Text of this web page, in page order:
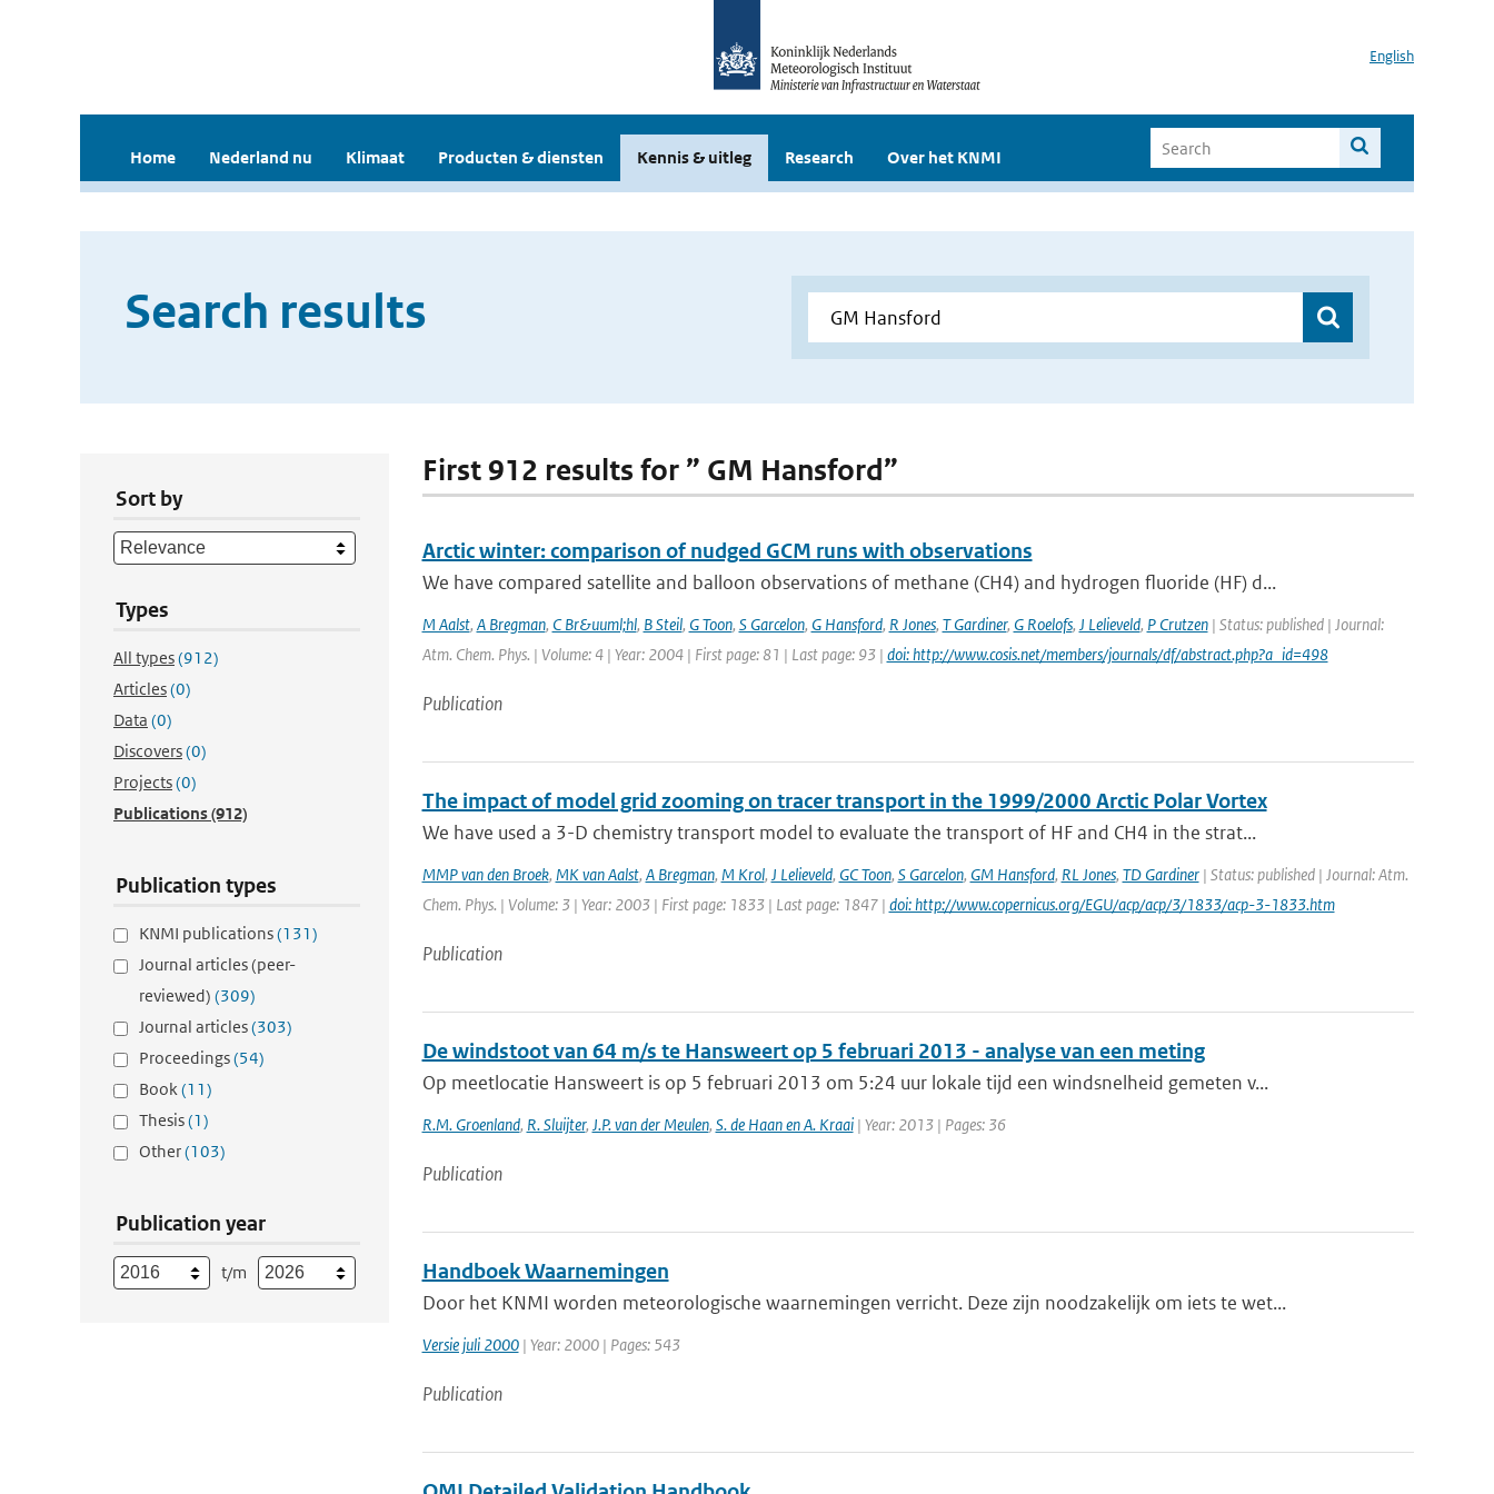
English
Home Nederland nu Klimaat Producten & diensten Kennis & uitleg Research Over het KNMI
Search results
Sort by
Types
All types(912)
Articles(0)
Data (0)
Discovers(0)
Projects(0)
Publications(912)
Publication types
KNMI publications(131)
Journal articles (peer-
reviewed) (309)
Journal articles(303)
Proceedings(54)
Book(11)
Thesis(1)
Other(103)
Publication year
t/m
First 912 results for ” GM Hansford”
Arctic winter: comparison of nudged GCM runs with observations
We have compared satellite and balloon observations of methane (CH4) and hydrogen fluoride (HF) d...
M Aalst, A Bregman, C Br&uuml;hl, B Steil, G Toon, S Garcelon, G Hansford, R Jones, T Gardiner, G Roelofs, J Lelieveld, P Crutzen| Status: published | Journal:
Atm. Chem. Phys. | Volume: 4 | Year: 2004 | First page: 81 | Last page: 93 | doi: http://www.cosis.net/members/journals/df/abstract.php?a_id=498
Publication
The impact of model grid zooming on tracer transport in the 1999/2000 Arctic Polar Vortex
We have used a 3-D chemistry transport model to evaluate the transport of HF and CH4 in the strat...
MMP van den Broek, MK van Aalst, A Bregman, M Krol, J Lelieveld, GC Toon, S Garcelon, GM Hansford, RL Jones, TD Gardiner| Status: published | Journal: Atm.
Chem. Phys. | Volume: 3 | Year: 2003 | First page: 1833 | Last page: 1847 | doi: http://www.copernicus.org/EGU/acp/acp/3/1833/acp-3-1833.htm
Publication
De windstoot van 64 m/s te Hansweert op 5 februari 2013 - analyse van een meting
Op meetlocatie Hansweert is op 5 februari 2013 om 5:24 uur lokale tijd een windsnelheid gemeten v...
R.M. Groenland, R. Sluijter, J.P. van der Meulen, S. de Haan en A. Kraai| Year: 2013 | Pages: 36
Publication
Handboek Waarnemingen
Door het KNMI worden meteorologische waarnemingen verricht. Deze zijn noodzakelijk om iets te wet...
Versie juli 2000| Year: 2000 | Pages: 543
Publication